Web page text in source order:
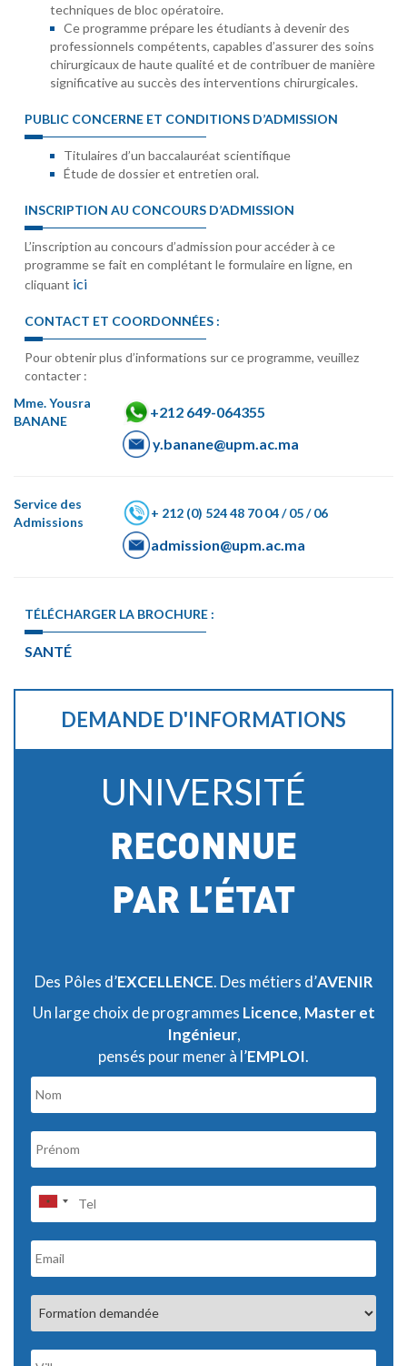
techniques de bloc opératoire.
Ce programme prépare les étudiants à devenir des
professionnels compétents, capables d’assurer des soins
chirurgicaux de haute qualité et de contribuer de manière
significative au succès des interventions chirurgicales.
PUBLIC CONCERNE ET CONDITIONS D’ADMISSION
Titulaires d’un baccalauréat scientifique
Étude de dossier et entretien oral.
INSCRIPTION AU CONCOURS D’ADMISSION
L’inscription au concours d’admission pour accéder à ce
programme se fait en complétant le formulaire en ligne, en
cliquant ici
CONTACT ET COORDONNÉES :
Pour obtenir plus d’informations sur ce programme, veuillez
contacter :
Mme. Yousra
BANANE
+212 649-064355
y.banane@upm.ac.ma
Service des
Admissions
+ 212 (0) 524 48 70 04 / 05 / 06
admission@upm.ac.ma
TÉLÉCHARGER LA BROCHURE :
SANTÉ
DEMANDE D'INFORMATIONS
UNIVERSITÉ
RECONNUE
PAR L’ÉTAT
Des Pôles d’EXCELLENCE. Des métiers d’AVENIR
Un large choix de programmes Licence, Master et
Ingénieur,
pensés pour mener à l’EMPLOI.